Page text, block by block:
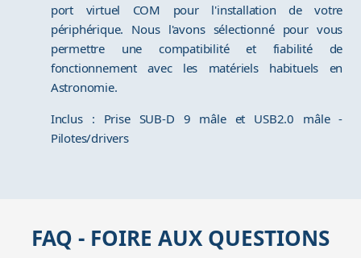
port virtuel COM pour l'installation de votre
périphérique. Nous l'avons sélectionné pour vous
permettre une compatibilité et fiabilité de
fonctionnement avec les matériels habituels en
Astronomie.
Inclus : Prise SUB-D 9 mâle et USB2.0 mâle -
Pilotes/drivers
FAQ - FOIRE AUX QUESTIONS